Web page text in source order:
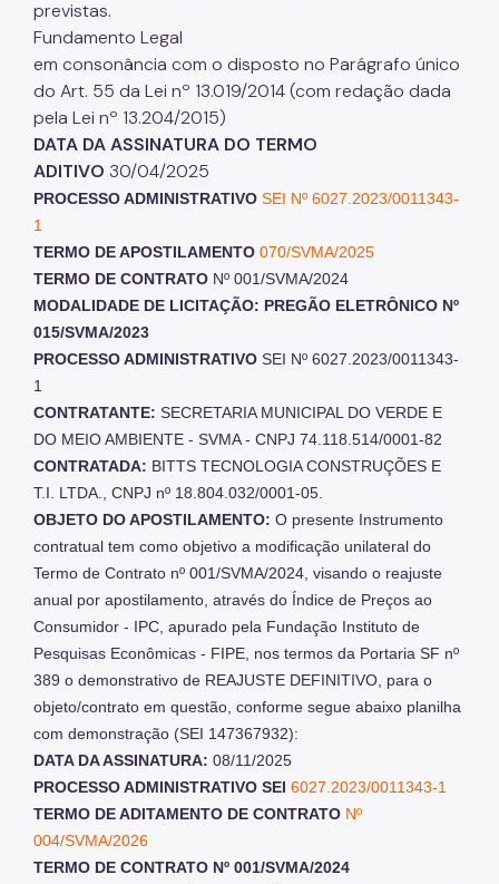
previstas.
Fundamento Legal
em consonância com o disposto no Parágrafo único
do Art. 55 da Lei nº 13.019/2014 (com redação dada
pela Lei nº 13.204/2015)
DATA DA ASSINATURA DO TERMO
ADITIVO 30/04/2025
PROCESSO ADMINISTRATIVO SEI Nº 6027.2023/0011343-
1
TERMO DE APOSTILAMENTO 070/SVMA/2025
TERMO DE CONTRATO Nº 001/SVMA/2024
MODALIDADE DE LICITAÇÃO: PREGÃO ELETRÔNICO Nº
015/SVMA/2023
PROCESSO ADMINISTRATIVO SEI Nº 6027.2023/0011343-
1
CONTRATANTE: SECRETARIA MUNICIPAL DO VERDE E
DO MEIO AMBIENTE - SVMA - CNPJ 74.118.514/0001-82
CONTRATADA: BITTS TECNOLOGIA CONSTRUÇÕES E
T.I. LTDA., CNPJ nº 18.804.032/0001-05.
OBJETO DO APOSTILAMENTO: O presente Instrumento
contratual tem como objetivo a modificação unilateral do
Termo de Contrato nº 001/SVMA/2024, visando o reajuste
anual por apostilamento, através do Índice de Preços ao
Consumidor - IPC, apurado pela Fundação Instituto de
Pesquisas Econômicas - FIPE, nos termos da Portaria SF nº
389 o demonstrativo de REAJUSTE DEFINITIVO, para o
objeto/contrato em questão, conforme segue abaixo planilha
com demonstração (SEI 147367932):
DATA DA ASSINATURA: 08/11/2025
PROCESSO ADMINISTRATIVO SEI 6027.2023/0011343-1
TERMO DE ADITAMENTO DE CONTRATO Nº
004/SVMA/2026
TERMO DE CONTRATO Nº 001/SVMA/2024